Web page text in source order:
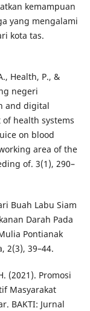
kemampuan
yang mengalami
kota tas.
Health, P., &
negeri
and digital
health systems
on blood
area of the
of. 3(1), 290–
Buah Labu Siam
Darah Pada
Pontianak
2(3), 39–44.
(2021). Promosi
Masyarakat
BAKTI: Jurnal